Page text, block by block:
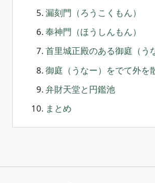
漏刻門（ろうこくもん）
奉神門（ほうしんもん）
首里城正殿のある御庭（う
御庭（うなー）をでて外を
弁財天堂と円鑑池
まとめ